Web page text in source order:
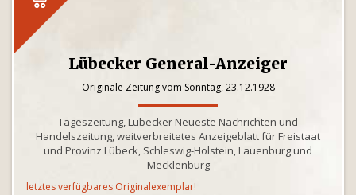
Lübecker General-Anzeiger
Originale Zeitung vom Sonntag, 23.12.1928
Tageszeitung, Lübecker Neueste Nachrichten und
Handelszeitung, weitverbreitetes Anzeigeblatt für Freistaat
und Provinz Lübeck, Schleswig-Holstein, Lauenburg und
Mecklenburg
letztes verfügbares Originalexemplar!